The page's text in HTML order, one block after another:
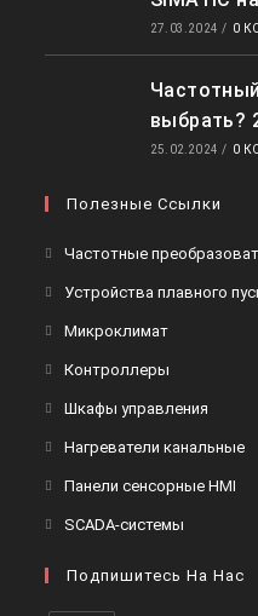
27.03.2024 / 0
выбрать?
25.02.2024 / 0
Полезные Ссылки
Частотные
Устройства плавного
МикроклиматОткроется
вкладке
Контроллеры
вкладке
Шкафы управления
Нагреватели канальные
Панели сенсорные HMI
SCADA-системы
новой
Подпишитесь На Нас